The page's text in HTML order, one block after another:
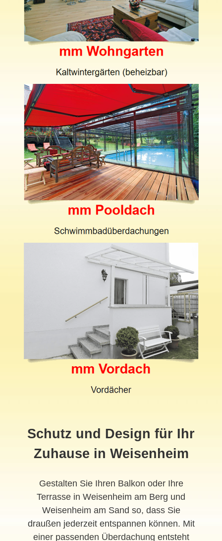
Schutz und Design für Ihr
Zuhause in Weisenheim
Gestalten Sie Ihren Balkon oder Ihre
Terrasse in Weisenheim am Berg und
Weisenheim am Sand so, dass Sie
draußen jederzeit entspannen können. Mit
einer passenden Überdachung entsteht